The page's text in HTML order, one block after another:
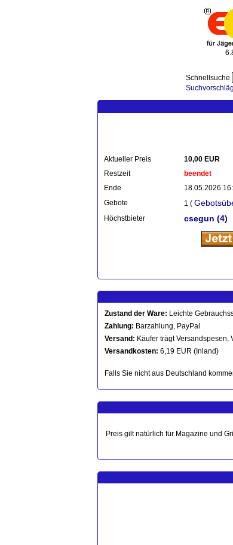
Schnellsuche
Aktueller Preis
10,00 EUR
Restzeit
beendet
Ende
18.05.2026
Gebote
1 (
Höchstbieter
csegun (4)
Zustand der Ware: Leichte
Zahlung: Barzahlung, PayPal
Versand: Käufer trägt
Versandkosten: 6,19 EUR (Inland)
Falls Sie nicht aus Deutschland
Preis gilt natürlich für Magazine und